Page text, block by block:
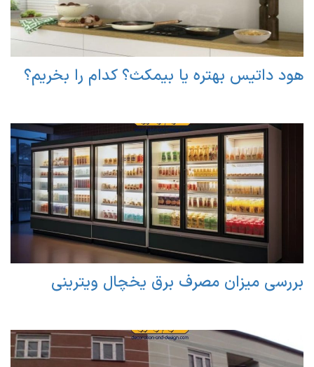
هود داتیس بهتره یا بیمکث؟ کدام را بخریم؟
بررسی میزان مصرف برق یخچال ویترینی